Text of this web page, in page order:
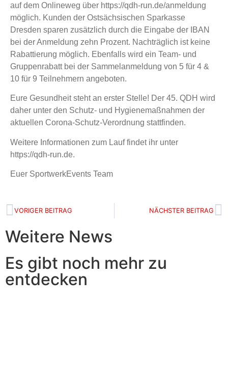
auf dem Onlineweg über https://qdh-run.de/anmeldung
möglich. Kunden der Ostsächsischen Sparkasse
Dresden sparen zusätzlich durch die Eingabe der IBAN
bei der Anmeldung zehn Prozent. Nachträglich ist keine
Rabattierung möglich. Ebenfalls wird ein Team- und
Gruppenrabatt bei der Sammelanmeldung von 5 für 4 &
10 für 9 Teilnehmern angeboten.
Eure Gesundheit steht an erster Stelle! Der 45. QDH wird
daher unter den Schutz- und Hygienemaßnahmen der
aktuellen Corona-Schutz-Verordnung stattfinden.
Weitere Informationen zum Lauf findet ihr unter
https://qdh-run.de.
Euer SportwerkEvents Team
VORIGER BEITRAG NÄCHSTER BEITRAG
Weitere News
Es gibt noch mehr zu
entdecken